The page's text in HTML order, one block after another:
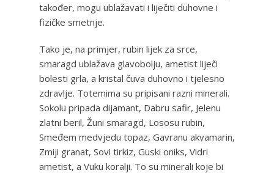
također, mogu ublažavati i liječiti duhovne i
fizičke smetnje.
Tako je, na primjer, rubin lijek za srce,
smaragd ublažava glavobolju, ametist liječi
bolesti grla, a kristal čuva duhovno i tjelesno
zdravlje. Totemima su pripisani razni minerali.
Sokolu pripada dijamant, Dabru safir, Jelenu
zlatni beril, Žuni smaragd, Lososu rubin,
Smeđem medvjedu topaz, Gavranu akvamarin,
Zmiji granat, Sovi tirkiz, Guski oniks, Vidri
ametist, a Vuku koralji. To su minerali koje bi